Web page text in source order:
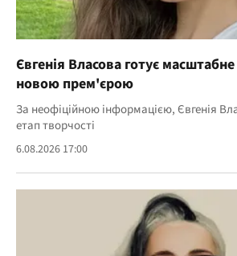
Євгенія Власова готує
новою прем'єрою
За неофіційною інформацією, Євгенія
етап творчості
6.08.2026 17:00